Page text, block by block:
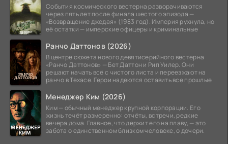
События космического вестерна разворачиваются
через пять лет после финала шестого эпизода —
«Возвращение джедая» (1983 год). Империя рухнула, но
её остатки — имперские офицеры и криминальные
Ранчо Даттонов (2026)
В центре сюжета нового девятисерийного вестерна
«Ранчо Даттонов» — Бет Даттон и Рип Уилер. Они
решают начать всё с чистого листа и переезжают на
ранчо в Техасе. Герои надеются оставить все прошлые
Менеджер Ким (2026)
Ким — обычный менеджер крупной корпорации. Его
жизнь течёт размеренно: отчёты, встречи, редкие
вечера дома. Главное, что держит его на плаву, — это
забота о единственном близком человеке, о дочери.